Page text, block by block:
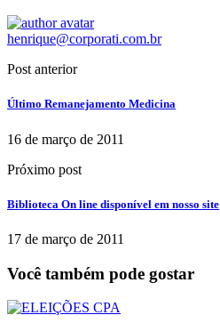
henrique@corporati.com.br
Post anterior
Último Remanejamento Medicina
16 de março de 2011
Próximo post
Biblioteca On line disponível em nosso site
17 de março de 2011
Você também pode gostar